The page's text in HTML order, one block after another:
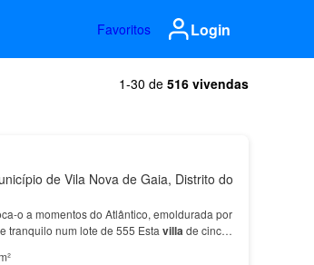
Favoritos Login
1-30 de 516 vivendas
de Vila Nova de Gaia, Distrito do
o a momentos do Atlântico, emoldurada por
tranquilo num lote de 555 Esta villade cinco
hall lumino…